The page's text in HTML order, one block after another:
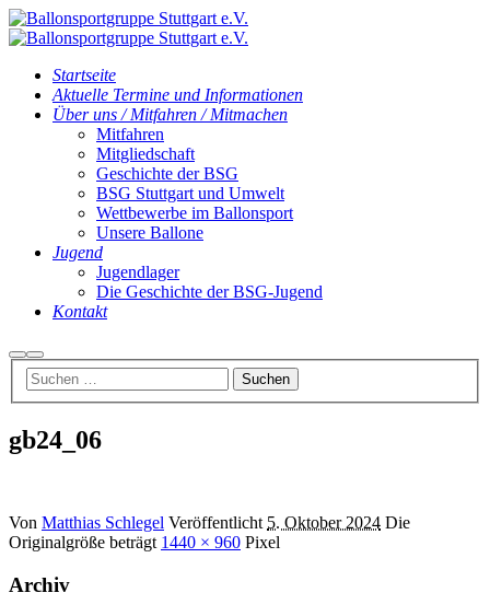
Startseite
Aktuelle Termine und Informationen
Über uns / Mitfahren / Mitmachen
Mitfahren
Mitgliedschaft
Geschichte der BSG
BSG Stuttgart und Umwelt
Wettbewerbe im Ballonsport
Unsere Ballone
Jugend
Jugendlager
Die Geschichte der BSG-Jugend
Kontakt
Suchen
Hauptmenü
gb24_06
Von Matthias Schlegel Veröffentlicht 5. Oktober 2024 Die
Originalgröße beträgt 1440 × 960 Pixel
Archiv